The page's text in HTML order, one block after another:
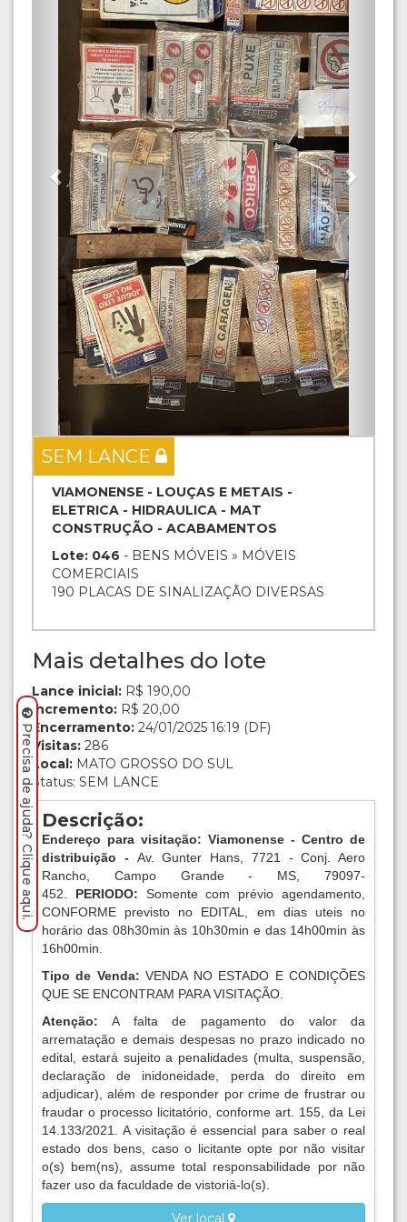
SEM LANCE
VIAMONENSE - LOUÇAS E METAIS -
ELETRICA - HIDRAULICA - MAT
CONSTRUÇÃO - ACABAMENTOS
Lote: 046 - BENS MÓVEIS » MÓVEIS
COMERCIAIS
190 PLACAS DE SINALIZAÇÃO DIVERSAS
Mais detalhes do lote
Lance inicial: R$ 190,00
Incremento: R$ 20,00
Encerramento: 24/01/2025 16:19 (DF)
Visitas: 286
Local: MATO GROSSO DO SUL
Status: SEM LANCE
Descrição:
Endereço para visitação: Viamonense - Centro de
distribuição - Av. Gunter Hans, 7721 - Conj. Aero
Rancho, Campo Grande - MS, 79097-
452. PERIODO: Somente com prévio agendamento,
CONFORME previsto no EDITAL, em dias uteis no
horário das 08h30min às 10h30min e das 14h00min às
16h00min.
Tipo de Venda:VENDA NO ESTADO E CONDIÇÕES
QUE SE ENCONTRAM PARA VISITAÇÃO.
Atenção:A falta de pagamento do valor da
arrematação e demais despesas no prazo indicado no
edital, estará sujeito a penalidades (multa, suspensão,
declaração de inidoneidade, perda do direito em
adjudicar), além de responder por crime de frustrar ou
fraudar o processo licitatório, conforme art. 155, da Lei
14.133/2021. A visitação é essencial para saber o real
estado dos bens, caso o licitante opte por não visitar
o(s) bem(ns), assume total responsabilidade por não
fazer uso da faculdade de vistoriá-lo(s).
Ver local
Precisa de ajuda? Clique aqui.